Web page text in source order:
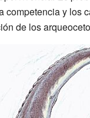
competencia y los
de los